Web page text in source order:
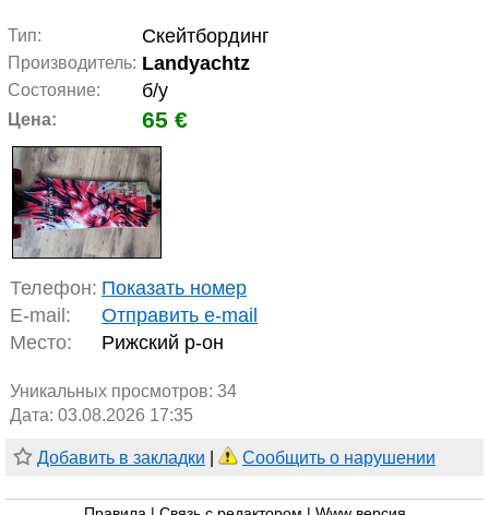
Тип: Скейтбординг
Производитель: Landyachtz
Состояние: б/у
Цена: 65 €
Телефон: Показать номер
E-mail:
Отправить e-mail
Место:
Рижский р-он
Уникальных просмотров: 34
Дата: 03.08.2026 17:35
Добавить в закладки Сообщить о нарушении